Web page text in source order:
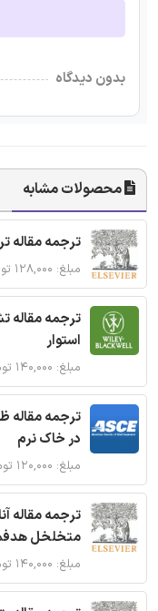
بدون دیدگاه
محصولات مشابه
ترجمه مقاله
مبلغ: ۱۲۸,۰۰۰ تومان
ترجمه مقاله
استوار
مبلغ: ۱۴۰,۰۰۰ تومان
ترجمه مقاله
در خاک نرم
مبلغ: ۱۲۰,۰۰۰ تومان
ترجمه مقاله
متخلخل
مبلغ: ۱۴۰,۰۰۰ تومان